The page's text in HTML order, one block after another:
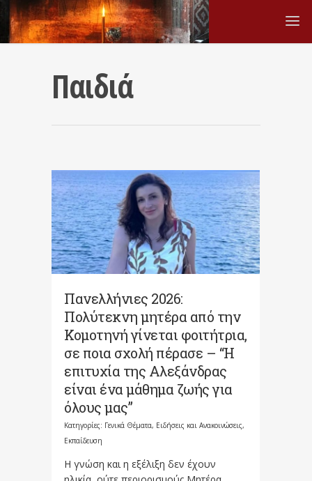
Παιδιά
Πανελλήνιες 2026:
Πολύτεκνη μητέρα από την
Κομοτηνή γίνεται φοιτήτρια,
σε ποια σχολή πέρασε – “Η
επιτυχία της Αλεξάνδρας
είναι ένα μάθημα ζωής για
όλους μας”
Κατηγορίες: Γενικά Θέματα, Ειδήσεις και Ανακοινώσεις,
Εκπαίδευση
Η γνώση και η εξέλιξη δεν έχουν